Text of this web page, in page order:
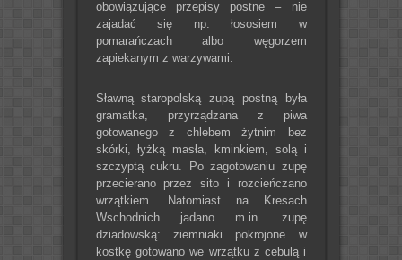
obowiązujące przepisy postne – nie
zajadać się np. łososiem w
pomarańczach albo węgorzem
zapiekanym z warzywami.
Sławną staropolską zupą postną była
gramatka, przyrządzana z piwa
gotowanego z chlebem żytnim bez
skórki, łyżką masła, kminkiem, solą i
szczyptą cukru. Po zagotowaniu zupę
przecierano przez sito i rozcieńczano
wrzątkiem. Natomiast na Kresach
Wschodnich jadano m.in. zupę
dziadowską: ziemniaki pokrojone w
kostkę gotowano we wrzątku z cebulą i